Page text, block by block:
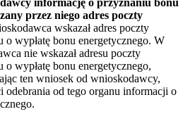
informację o przyznaniu bonu
przez niego adres poczty
wskazał adres poczty
wypłatę bonu energetycznego. W
nie wskazał adresu poczty
wypłatę bonu energetycznego,
ten wniosek od wnioskodawcy,
od tego organu informacji o